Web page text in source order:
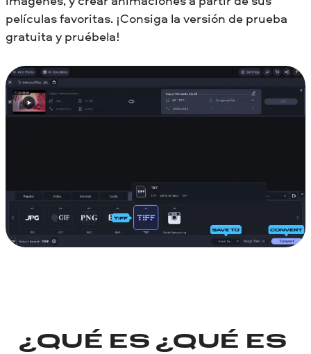
películas favoritas. ¡Consiga la versión de prueba
gratuita y pruébela!
¿QUÉ ES ¿QUÉ ES